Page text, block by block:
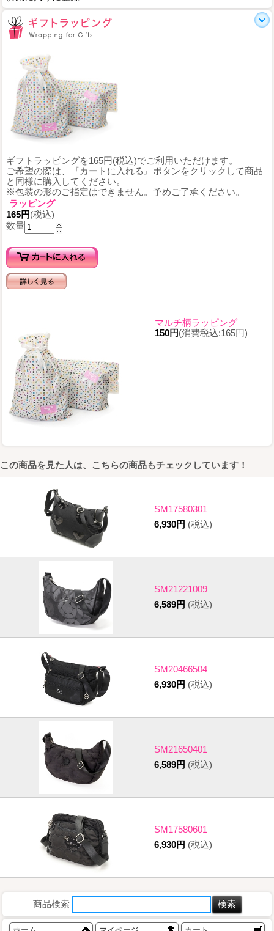
ギフトラッピングを165円(税込)でご利用いただけます。
ご希望の際は、『カートに入れる』ボタンをクリックして商品
と同様に購入してください。
※包装の形のご指定はできません。予めご了承ください。
ラッピング
165円(税込)
数量
マルチ柄ラッピング
150円(消費税込:165円)
この商品を見た人は、こちらの商品もチェックしています！
SM17580301
6,930円 (税込)
SM21221009
6,589円 (税込)
SM20466504
6,930円 (税込)
SM21650401
6,589円 (税込)
SM17580601
6,930円 (税込)
商品検索